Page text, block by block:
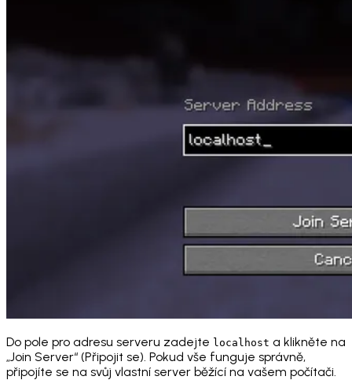
Do pole pro adresu serveru zadejte localhost a klikněte na
„Join Server“ (Připojit se). Pokud vše funguje správně,
připojíte se na svůj vlastní server běžící na vašem počítači.